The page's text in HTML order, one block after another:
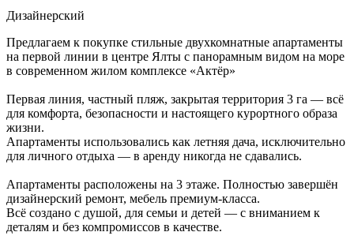
Дизайнерский
Предлагаем к покупке стильные двухкомнатные апартаменты
на первой линии в центре Ялты с панорамным видом на море
в современном жилом комплексе «Актёр»
Первая линия, частный пляж, закрытая территория 3 га — всё
для комфорта, безопасности и настоящего курортного образа
жизни.
Апартаменты использовались как летняя дача, исключительно
для личного отдыха — в аренду никогда не сдавались.
Апартаменты расположены на 3 этаже. Полностью завершён
дизайнерский ремонт, мебель премиум-класса.
Всё создано с душой, для семьи и детей — с вниманием к
деталям и без компромиссов в качестве.